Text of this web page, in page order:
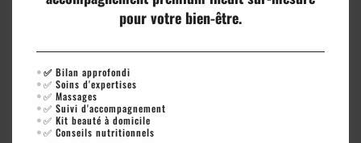
nos soins du
visage
pour votre bien-être.
✅ Bilan approfondi
✅ Soins d'expertises
✅ Massages
✅ Suivi d'accompagnement
✅ Kit beauté à domicile
✅ Conseils nutritionnels